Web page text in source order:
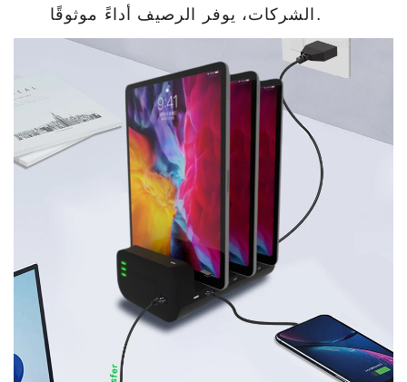
الشركات، يوفر الرصيف أداءً موثوقًا.